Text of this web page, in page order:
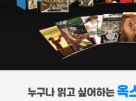
그 자체’라며, 셜록 홈스와 함께 탐
터를 창조했다. 중절모에 트렌치
인물은 후대 탐정 캐릭터에 많은
작 『기나긴 이별』을 출판했다. 그
년 70세의 나이로 캘리포니아에서